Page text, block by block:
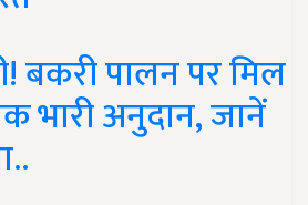
बकरी पालन पर मिल
भारी अनुदान, जानें